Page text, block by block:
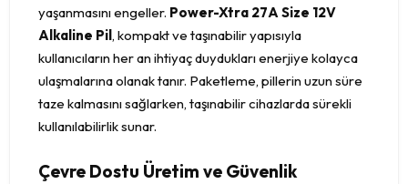
yaşanmasını engeller. Power-Xtra 27A Size 12V
Alkaline Pil , kompakt ve taşınabilir yapısıyla
kullanıcıların her an ihtiyaç duydukları enerjiye kolayca
ulaşmalarına olanak tanır. Paketleme, pillerin uzun süre
taze kalmasını sağlarken, taşınabilir cihazlarda sürekli
kullanılabilirlik sunar.
Çevre Dostu Üretim ve Güvenlik